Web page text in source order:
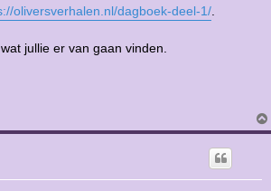
oliversverhalen.nl/dagboek-deel-1/
jullie er van gaan vinden.